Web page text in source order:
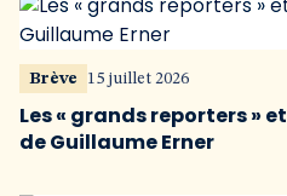
Brève 15 juillet 2026
Les « grands reporters » et
de Guillaume Erner